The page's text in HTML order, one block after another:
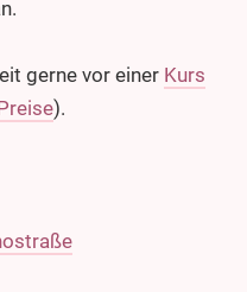
gerne vor einer Kurs
).